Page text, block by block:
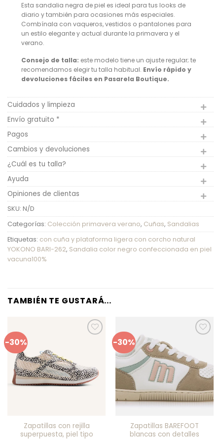
Esta sandalia negra de piel es ideal para tus looks de
diario y también para ocasiones más especiales.
Combínala con vaqueros, vestidos o pantalones para
un estilo elegante y actual durante la primavera y el
verano.
Consejo de talla: este modelo tiene un ajuste regular; te
recomendamos elegir tu talla habitual. Envío rápido y
devoluciones fáciles en Pasarela Boutique.
Cuidados y limpieza
Envío gratuito *
Pagos
Cambios y devoluciones
¿Cuál es tu talla?
Ayuda
Opiniones de clientas
SKU: N/D
Categorías: Colección primavera verano, Cuñas, Sandalias
Etiquetas: con cuña y plataforma ligera con corcho natural
YOKONO BARI-262, Sandalia color negro confeccionada en piel
vacuna100%
TAMBIÉN TE GUSTARÁ...
-30%
Zapatillas con rejilla
superpuesta, piel tipo
-30%
favoritos
Zapatillas BAREFOOT
blancas con detalles